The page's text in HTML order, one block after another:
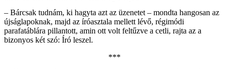
– Bárcsak tudnám, ki hagyta azt az üzenetet – mondta hangosan az
újságlapoknak, majd az íróasztala mellett lévő, régimódi
parafatáblára pillantott, amin ott volt feltűzve a cetli, rajta az a
bizonyos két szó: Író leszel.
***